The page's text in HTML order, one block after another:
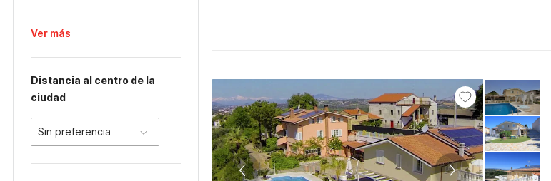
Ver más
Distancia al centro de la
ciudad
Sin preferencia